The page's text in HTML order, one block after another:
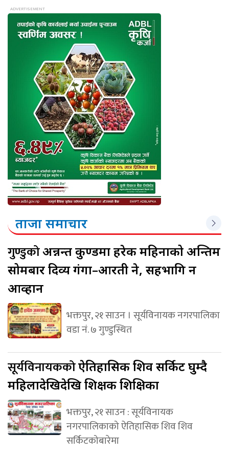
ताजा समाचार
गुण्डुकोअन्नन्त कुण्डमा हरेक महिनाको अन्तिम
सोमबार दिव्य गंगा–आरती हुने, सहभागि हुन
आव्हान
भक्तपुर, २१ साउन । सूर्यविनायक नगरपालिका
वडा नं. ७ गुण्डुस्थित
सूर्यविनायककोऐतिहासिक शिव सर्किट घुम्दै
महिलादेखिदेखि शिक्षक शिक्षिका
भक्तपुर, २१ साउन : सूर्यविनायक
नगरपालिकाको ऐतिहासिक शिव शिव
सर्किटकोबारेमा